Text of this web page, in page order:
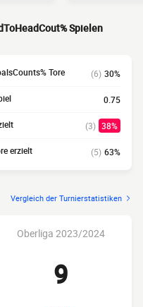
Spielen
Tore (6) 30%
0.75
(3) 38%
erzielt (5) 63%
Vergleich der Turnierstatistiken
Oberliga 2023/2024
9